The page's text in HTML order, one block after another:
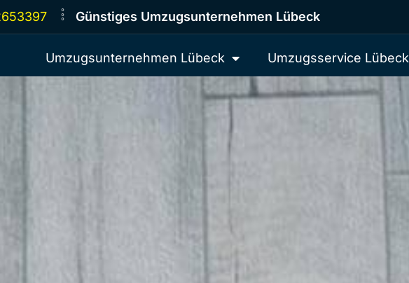
Günstiges Umzugsunternehmen Lübeck
Umzugsunternehmen Lübeck Umzugsservice Lübeck